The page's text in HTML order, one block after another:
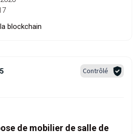
blockchain
5 Contrôlé
de mobilier de salle de